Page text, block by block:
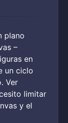
plano
–
en
un ciclo
Ver
limitar
y el